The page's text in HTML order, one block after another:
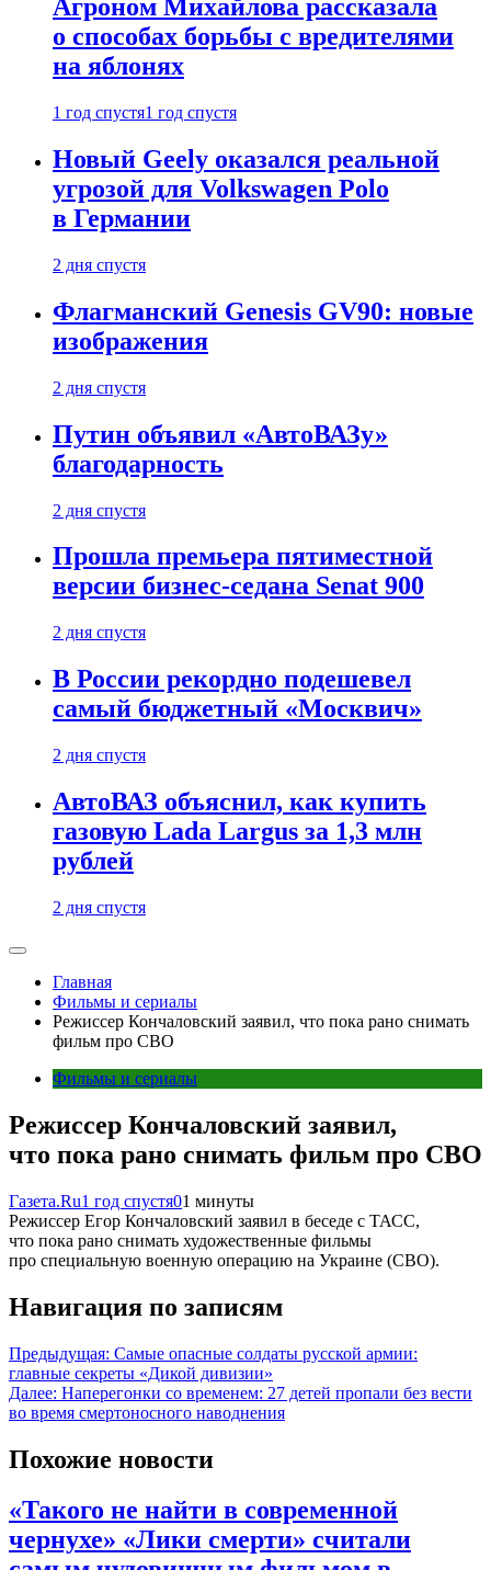
Агроном Михайлова рассказала
о способах борьбы с вредителями
на яблонях
1 год спустя1 год спустя
Новый Geely оказался реальной
угрозой для Volkswagen Polo
в Германии
2 дня спустя
Флагманский Genesis GV90: новые
изображения
2 дня спустя
Путин объявил «АвтоВАЗу»
благодарность
2 дня спустя
Прошла премьера пятиместной
версии бизнес-седана Senat 900
2 дня спустя
В России рекордно подешевел
самый бюджетный «Москвич»
2 дня спустя
АвтоВАЗ объяснил, как купить
газовую Lada Largus за 1,3 млн
рублей
2 дня спустя
Главная
Фильмы и сериалы
Режиссер Кончаловский заявил, что пока рано снимать
фильм про СВО
Фильмы и сериалы
Режиссер Кончаловский заявил,
что пока рано снимать фильм про СВО
Газета.Ru1 год спустя01 минуты
Режиссер Егор Кончаловский заявил в беседе с ТАСС,
что пока рано снимать художественные фильмы
про специальную военную операцию на Украине (СВО).
Навигация по записям
Предыдущая: Самые опасные солдаты русской армии:
главные секреты «Дикой дивизии»
Далее: Наперегонки со временем: 27 детей пропали без вести
во время смертоносного наводнения
Похожие новости
«Такого не найти в современной
чернухе» «Лики смерти» считали